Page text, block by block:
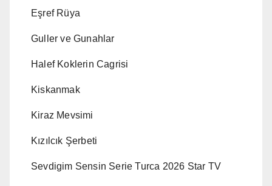
Eşref Rüya
Guller ve Gunahlar
Halef Koklerin Cagrisi
Kiskanmak
Kiraz Mevsimi
Kızılcık Şerbeti
Sevdigim Sensin Serie Turca 2026 Star TV